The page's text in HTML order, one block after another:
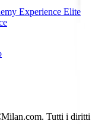
Experience Elite
Tutti i diritti